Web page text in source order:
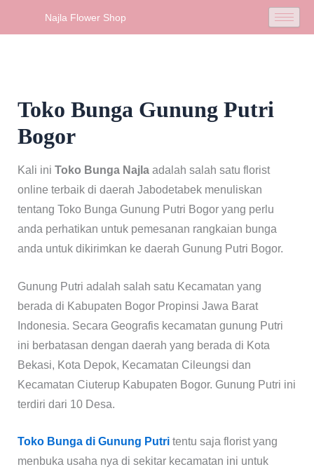
Najla Flower Shop
Toko Bunga Gunung Putri
Bogor
Kali ini Toko Bunga Najlaadalah salah satu florist
online terbaik di daerah Jabodetabek menuliskan
tentang Toko Bunga Gunung Putri Bogor yang perlu
anda perhatikan untuk pemesanan rangkaian bunga
anda untuk dikirimkan ke daerah Gunung Putri Bogor.
Gunung Putri adalah salah satu Kecamatan yang
berada di Kabupaten Bogor Propinsi Jawa Barat
Indonesia. Secara Geografis kecamatan gunung Putri
ini berbatasan dengan daerah yang berada di Kota
Bekasi, Kota Depok, Kecamatan Cileungsi dan
Kecamatan Ciuterup Kabupaten Bogor. Gunung Putri ini
terdiri dari 10 Desa.
Toko Bunga di Gunung Putritentu saja florist yang
menbuka usaha nya di sekitar kecamatan ini untuk